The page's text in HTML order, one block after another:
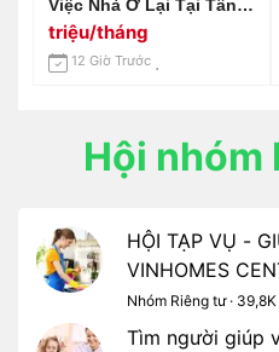
Việc Nhà Ở Lại Tại Tân
Bình Lương 10-12 Triệu /
Tháng
triệu/tháng
12 Giờ Trước
Hội nhóm
HỘI TẠP VỤ -
VINHOMES
Nhóm Riêng tư ·
Tìm người giúp